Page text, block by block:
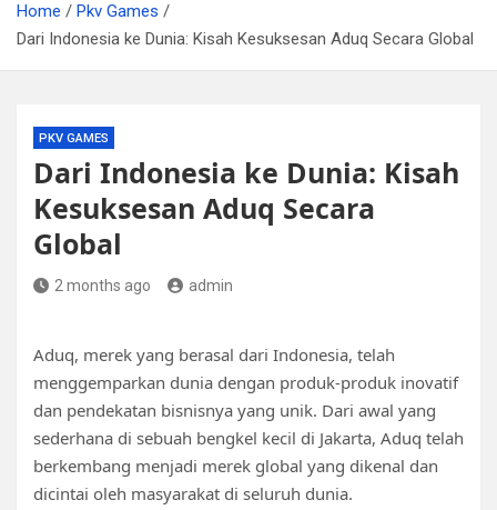
Home
Pkv Games
Dari Indonesia ke Dunia: Kisah Kesuksesan Aduq Secara Global
PKV GAMES
Dari Indonesia ke Dunia: Kisah
Kesuksesan Aduq Secara
Global
2 months ago admin
Aduq, merek yang berasal dari Indonesia, telah
menggemparkan dunia dengan produk-produk inovatif
dan pendekatan bisnisnya yang unik. Dari awal yang
sederhana di sebuah bengkel kecil di Jakarta, Aduq telah
berkembang menjadi merek global yang dikenal dan
dicintai oleh masyarakat di seluruh dunia.